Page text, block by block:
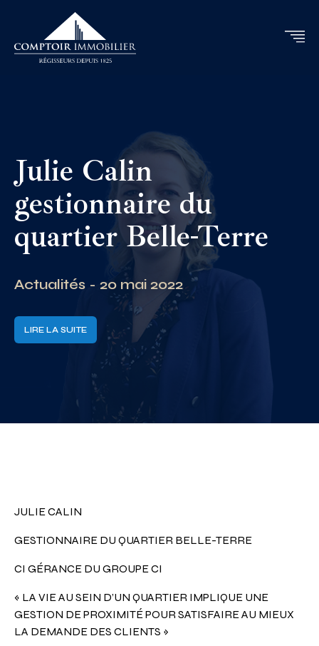
Julie Calin
gestionnaire du
quartier Belle-Terre
Actualités - 20 mai 2022
LIRE LA SUITE
JULIE CALIN
GESTIONNAIRE DU QUARTIER BELLE-TERRE
CI GÉRANCE DU GROUPE CI
« LA VIE AU SEIN D’UN QUARTIER IMPLIQUE UNE
GESTION DE PROXIMITÉ POUR SATISFAIRE AU MIEUX
LA DEMANDE DES CLIENTS »